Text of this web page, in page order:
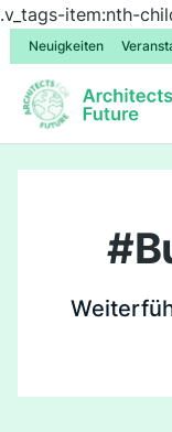
.v_tags-item:nth-
Neuigkeiten
#